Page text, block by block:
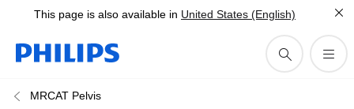
This page is also available in United States (English)
MRCAT Pelvis